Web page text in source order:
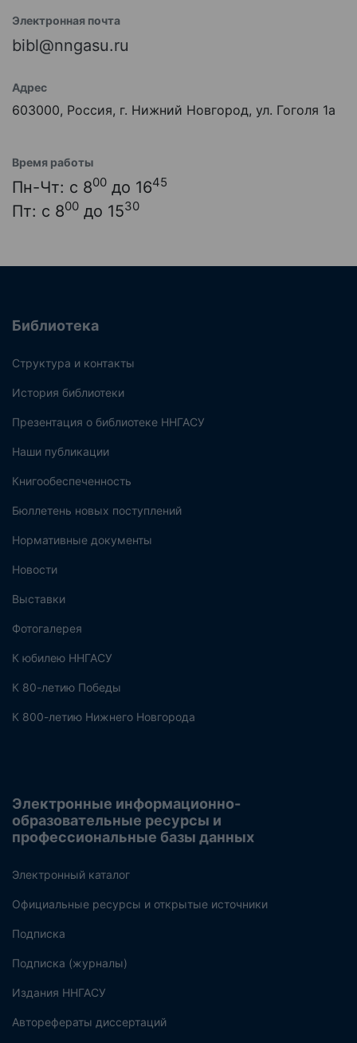
Электронная почта
bibl@nngasu.ru
Адрес
603000, Россия, г. Нижний Новгород, ул. Гоголя 1а
Время работы
Пн-Чт: с 800 до 1645
Пт: с 800 до 1530
Библиотека
Структура и контакты
История библиотеки
Презентация о библиотеке ННГАСУ
Наши публикации
Книгообеспеченность
Бюллетень новых поступлений
Нормативные документы
Новости
Выставки
Фотогалерея
К юбилею ННГАСУ
К 80-летию Победы
К 800-летию Нижнего Новгорода
Электронные информационно-
образовательные ресурсы и
профессиональные базы данных
Электронный каталог
Официальные ресурсы и открытые источники
Подписка
Подписка (журналы)
Издания ННГАСУ
Авторефераты диссертаций